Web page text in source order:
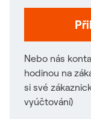
Nebo nás
hodinou na
si své
vyúčtování)